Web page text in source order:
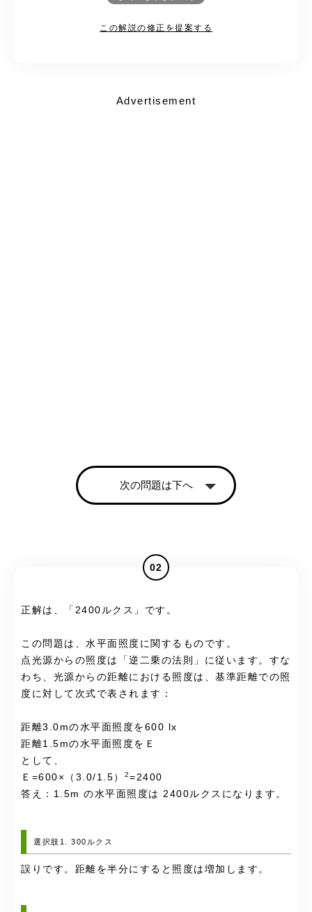
この解説の修正を提案する
Advertisement
次の問題は下へ
02
正解は、「2400ルクス」です。
この問題は、水平面照度に関するものです。
点光源からの照度は「逆二乗の法則」に従います。すな
わち、光源からの距離における照度は、基準距離での照
度に対して次式で表されます：
距離3.0mの水平面照度を600 lx
距離1.5mの水平面照度をＥ
として、
Ｅ=600×（3.0/1.5）
2=2400
答え：1.5m の水平面照度は 2400ルクスになります。
選択肢1. 300ルクス
誤りです。距離を半分にすると照度は増加します。